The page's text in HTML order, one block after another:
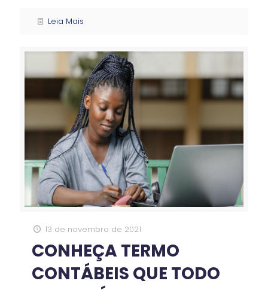
Leia Mais
13 de novembro de 2021
CONHEÇA TERMO
CONTÁBEIS QUE TODO